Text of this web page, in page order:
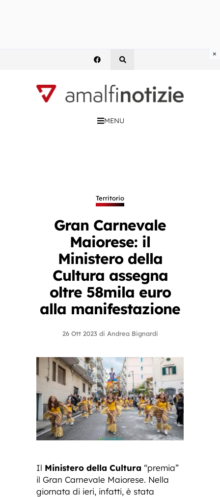
MENU
Territorio
Gran Carnevale
Maiorese: il
Ministero della
Cultura assegna
oltre 58mila euro
alla manifestazione
26 Ott 2023 di Andrea Bignardi
Il Ministero della Cultura “premia”
il Gran Carnevale Maiorese. Nella
giornata di ieri, infatti, è stata
×